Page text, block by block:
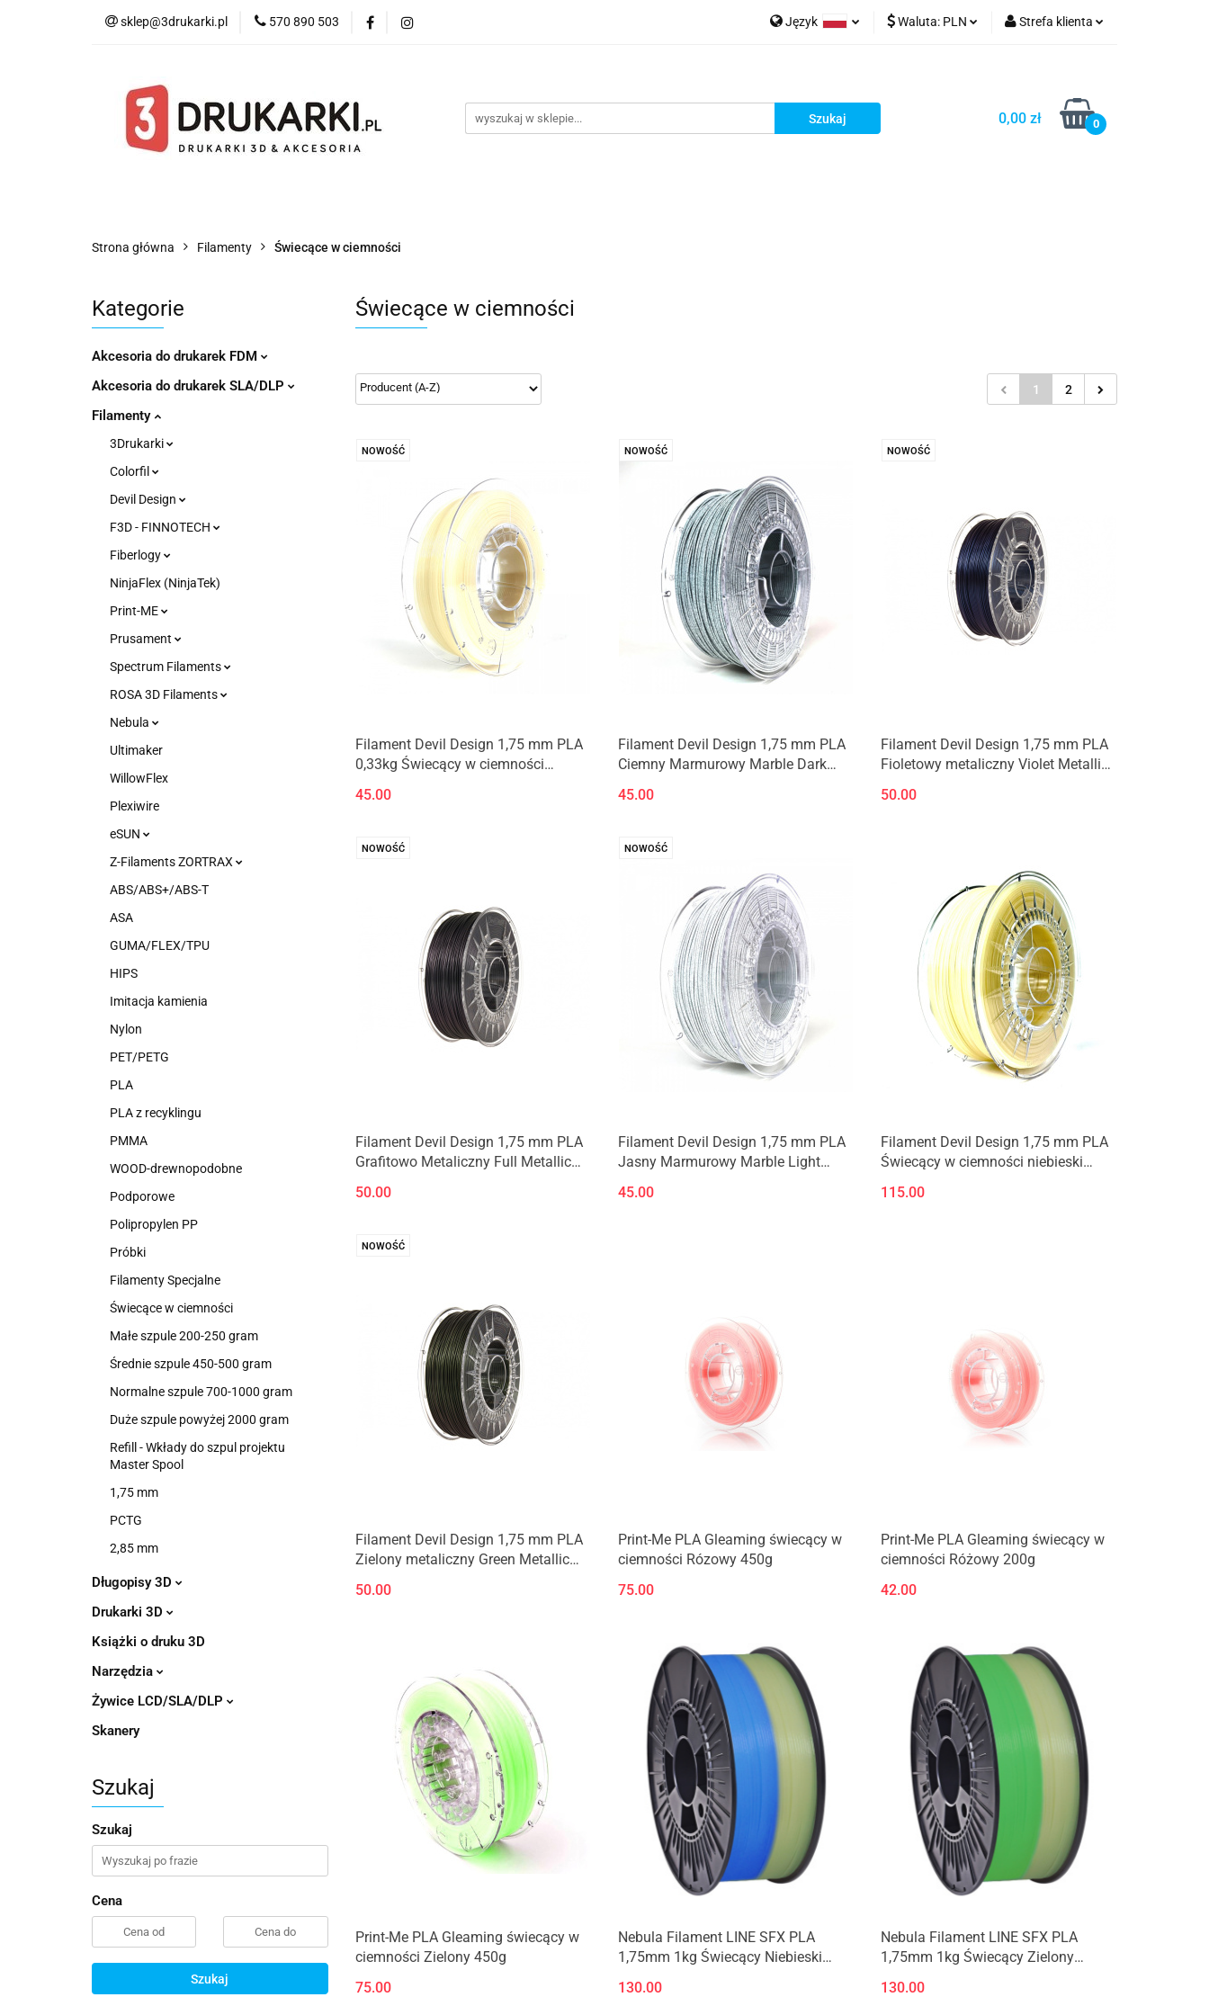
sklep@3drukarki.pl 570 890 503 Język
German
Waluta: PLN Strefa klienta
Zarejestruj się
Dodaj zgłoszenie
0,00 zł 0
Blog Bestsellery Zamów wydruk
Strona główna Filamenty Świecące w ciemności
Kategorie
Akcesoria do drukarek FDM
Akcesoria do drukarek SLA/DLP
Filamenty
3Drukarki
Colorfil
Devil Design
F3D - FINNOTECH
Fiberlogy
NinjaFlex (NinjaTek)
Print-ME
Prusament
Spectrum Filaments
ROSA 3D Filaments
Nebula
Ultimaker
WillowFlex
Plexiwire
eSUN
Z-Filaments ZORTRAX
ABS/ABS+/ABS-T
ASA
GUMA/FLEX/TPU
HIPS
Imitacja kamienia
Nylon
PET/PETG
PLA
PLA z recyklingu
PMMA
WOOD-drewnopodobne
Podporowe
Polipropylen PP
Próbki
Filamenty Specjalne
Świecące w ciemności
Małe szpule 200-250 gram
Średnie szpule 450-500 gram
Normalne szpule 700-1000 gram
Duże szpule powyżej 2000 gram
Refill - Wkłady do szpul projektu
Master Spool
1,75 mm
PCTG
2,85 mm
Długopisy 3D
Drukarki 3D
Książki o druku 3D
Narzędzia
Żywice LCD/SLA/DLP
Skanery
Szukaj
Szukaj
Cena
Szukaj
Świecące w ciemności
1 2
NOWOŚĆ
Produkt niedostępny
Filament Devil Design 1,75 mm PLA
0,33kg Świecący w ciemności
45.00
NOWOŚĆ
Produkt niedostępny
Filament Devil Design 1,75 mm PLA
Ciemny Marmurowy Marble Dark
45.00
NOWOŚĆ
Filament Devil Design 1,75 mm PLA
Fioletowy metaliczny Violet Metallic
50.00
NOWOŚĆ
Produkt niedostępny
Filament Devil Design 1,75 mm PLA
Grafitowo Metaliczny Full Metallic
50.00
NOWOŚĆ
Produkt niedostępny
Filament Devil Design 1,75 mm PLA
Jasny Marmurowy Marble Light
45.00
Produkt niedostępny
Filament Devil Design 1,75 mm PLA
Świecący w ciemności niebieski
115.00
NOWOŚĆ
Filament Devil Design 1,75 mm PLA
Zielony metaliczny Green Metallic
50.00
Produkt niedostępny
Print-Me PLA Gleaming świecący w
ciemności Rózowy 450g
75.00
Produkt niedostępny
Print-Me PLA Gleaming świecący w
ciemności Różowy 200g
42.00
Produkt niedostępny
Print-Me PLA Gleaming świecący w
ciemności Zielony 450g
75.00
Produkt niedostępny
Nebula Filament LINE SFX PLA
1,75mm 1kg Świecący Niebieski
130.00
Produkt niedostępny
Nebula Filament LINE SFX PLA
1,75mm 1kg Świecący Zielony
130.00